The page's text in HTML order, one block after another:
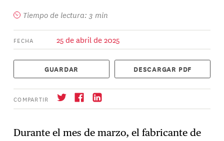
Tiempo de lectura: 3 min
FECHA 25 de abril de 2025
GUARDAR DESCARGAR PDF
COMPARTIR
Durante el mes de marzo, el fabricante de